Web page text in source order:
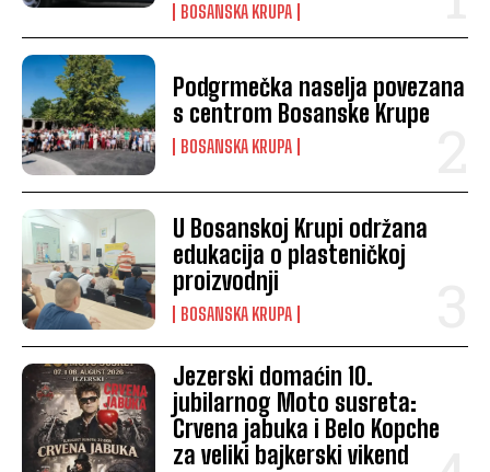
BOSANSKA KRUPA
Podgrmečka naselja povezana
s centrom Bosanske Krupe
BOSANSKA KRUPA
U Bosanskoj Krupi održana
edukacija o plasteničkoj
proizvodnji
BOSANSKA KRUPA
Jezerski domaćin 10.
jubilarnog Moto susreta:
Crvena jabuka i Belo Kopche
za veliki bajkerski vikend